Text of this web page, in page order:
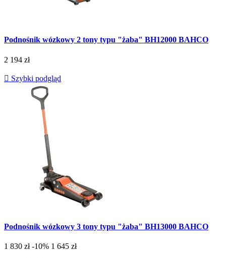
Podnośnik wózkowy 2 tony typu "żaba" BH12000 BAHCO
2 194 zł
 Szybki podgląd
Podnośnik wózkowy 3 tony typu "żaba" BH13000 BAHCO
1 830 zł -10% 1 645 zł